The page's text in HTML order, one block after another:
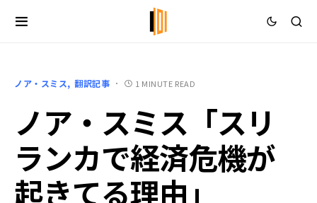
ノア・スミス 翻訳記事 1 MINUTE READ
ノア・スミス「スリ
ランカで経済危機が
起きてる理由」